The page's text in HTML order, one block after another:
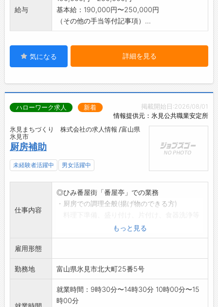
給与
基本給：190,000円〜250,000円
（その他の手当等付記事項）...
気になる 詳細を見る
掲載開始日:2026/08/01
情報提供元：氷見公共職業安定所
ハローワーク求人 新着
氷見まちづくり 株式会社の求人情報 /富山県
氷見市
厨房補助
未経験者活躍中 男女活躍中
仕事内容
◎ひみ番屋街「番屋亭」での業務
・厨房での調理全般(揚げ物のできる方)
「変更範囲:会社の定める業務」
※面接希望の方はハローワークから「紹介状」
さい。
もっと見る
雇用形態
勤務地 富山県氷見市北大町25番5号
就業時間：9時30分〜14時30分 10時00分〜15
時00分